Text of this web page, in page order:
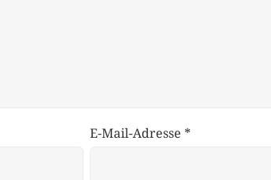
E-Mail-Adresse *